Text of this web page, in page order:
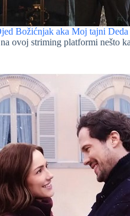
Božićnjak aka Moj tajni
ovoj striming platformi nešto